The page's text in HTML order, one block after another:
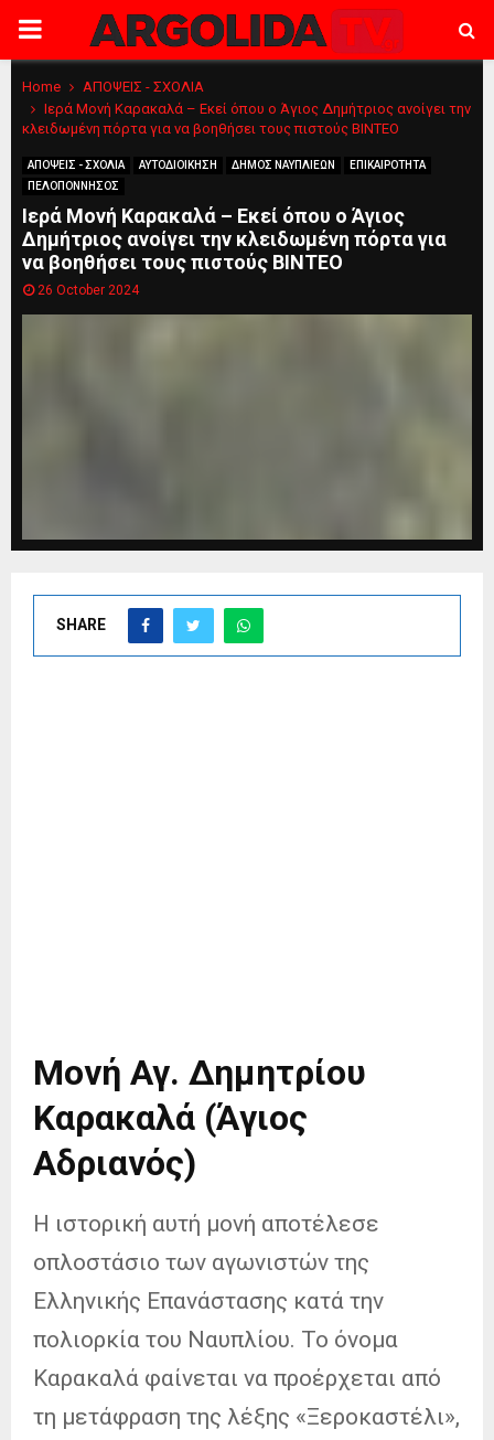
PRIMARY
MENU
Home
ΑΠΟΨΕΙΣ - ΣΧΟΛΙΑ
Ιερά Μονή Καρακαλά – Εκεί όπου ο Άγιος Δημήτριος ανοίγει την
κλειδωμένη πόρτα για να βοηθήσει τους πιστούς ΒΙΝΤΕΟ
ΑΠΟΨΕΙΣ - ΣΧΟΛΙΑ ΑΥΤΟΔΙΟΙΚΗΣΗ ΔΗΜΟΣ ΝΑΥΠΛΙΕΩΝ
ΕΠΙΚΑΙΡΟΤΗΤΑ
ΠΕΛΟΠΟΝΝΗΣΟΣ
Ιερά Μονή Καρακαλά – Εκεί όπου ο Άγιος
Δημήτριος ανοίγει την κλειδωμένη πόρτα για
να βοηθήσει τους πιστούς ΒΙΝΤΕΟ
26 October 2024
SHARE
Μονή Αγ. Δημητρίου
Καρακαλά (Άγιος
Αδριανός)
Η ιστορική αυτή μονή αποτέλεσε
οπλοστάσιο των αγωνιστών της
Ελληνικής Επανάστασης κατά την
πολιορκία του Ναυπλίου. Το όνομα
Καρακαλά φαίνεται να προέρχεται από
τη μετάφραση της λέξης «Ξεροκαστέλι»,